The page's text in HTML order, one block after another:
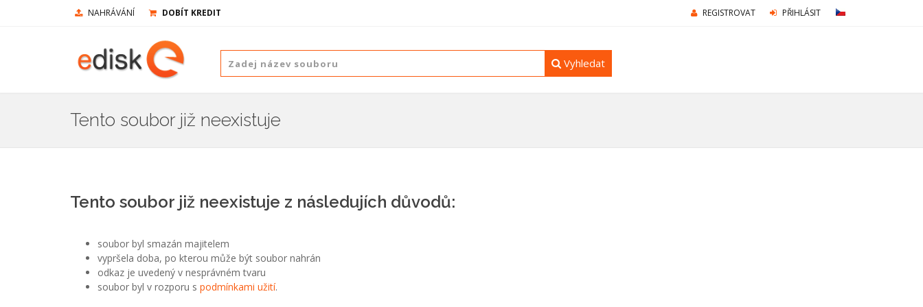
REGISTROVAT PŘIHLÁSIT
NAHRÁVÁNÍ DOBÍT KREDIT
Vyhledat
Tento soubor již neexistuje
Tento soubor již neexistuje z následujích důvodů:
soubor byl smazán majitelem
vypršela doba, po kterou může být soubor nahrán
odkaz je uvedený v nesprávném tvaru
soubor byl v rozporu s podmínkami užití.